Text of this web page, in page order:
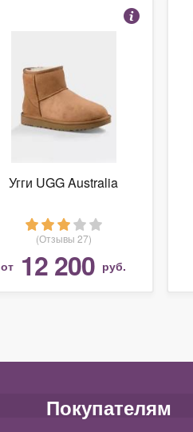
Угги UGG Australia
(Отзывы 27)
от 12 200 руб.
Покупателям